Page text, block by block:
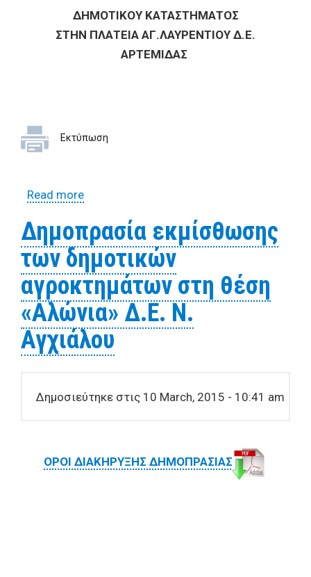
ΔΗΜΟΤΙΚΟΥ ΚΑΤΑΣΤΗΜΑΤΟΣ
ΣΤΗΝ ΠΛΑΤΕΙΑ ΑΓ.ΛΑΥΡΕΝΤΙΟΥ Δ.Ε.
ΑΡΤΕΜΙΔΑΣ
Εκτύπωση
Read moreabout Επαναληπτική περιληπτική
Καταστήματος στην Πλατεία
Αγ.Λαυρεντίου
Δημοπρασία εκμίσθωσης
των δημοτικών
αγροκτημάτων στη θέση
«Aλώνια» Δ.Ε. Ν.
Αγχιάλου
Δημοσιεύτηκε στις 10 March, 2015 - 10:41 am
ΟΡΟΙ ΔΙΑΚΗΡΥΞΗΣ ΔΗΜΟΠΡΑΣΙΑΣ